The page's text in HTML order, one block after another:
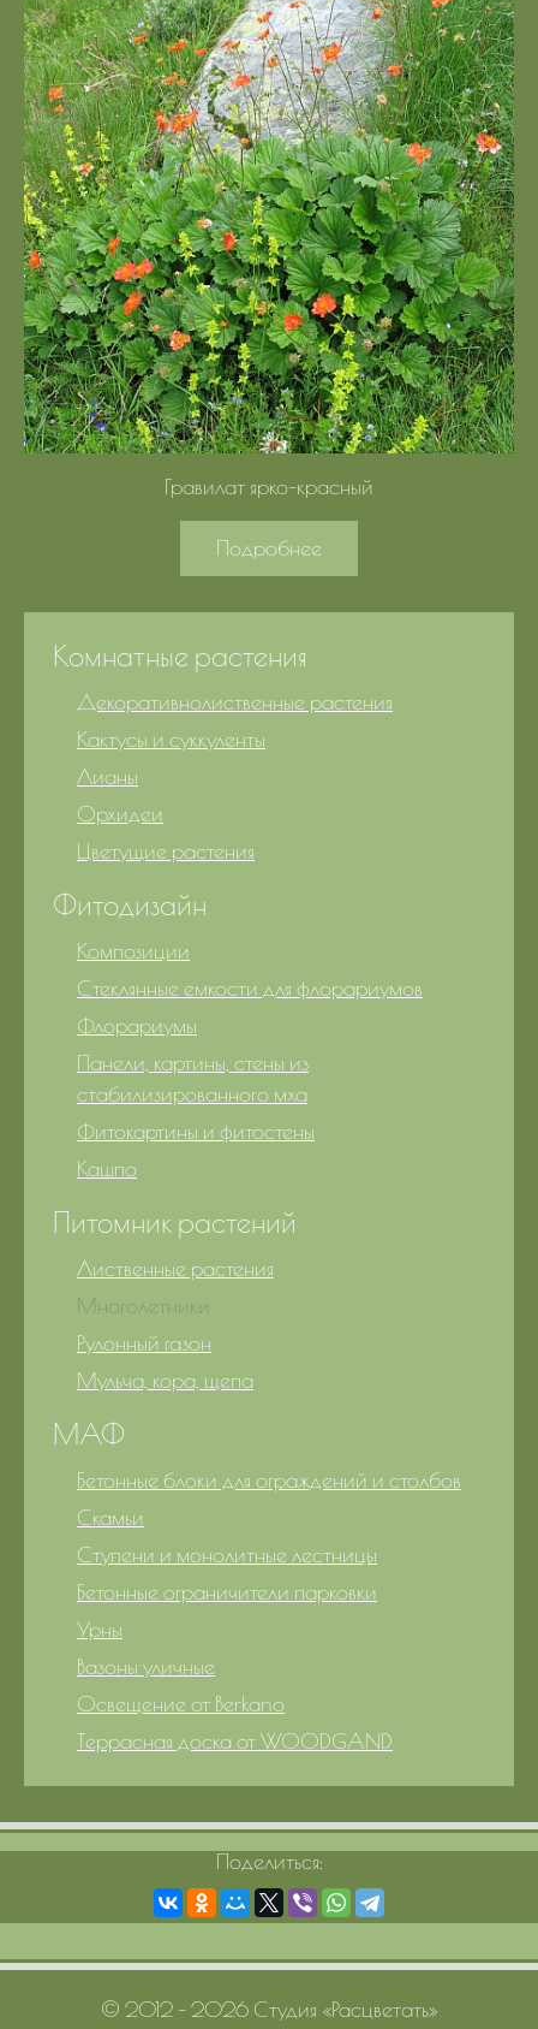
Гравилат ярко-красный
Подробнее
Комнатные растения
Декоративнолиственные растения
Кактусы и суккуленты
Лианы
Орхидеи
Цветущие растения
Фитодизайн
Композиции
Стеклянные емкости для флорариумов
Флорариумы
Панели, картины, стены из
стабилизированного мха
Фитокартины и фитостены
Кашпо
Питомник растений
Лиственные растения
Многолетники
Рулонный газон
Мульча, кора, щепа
МАФ
Бетонные блоки для ограждений и столбов
Скамьи
Ступени и монолитные лестницы
Бетонные ограничители парковки
Урны
Вазоны уличные
Освещение от Berkano
Террасная доска от WOODGAND
Поделиться:
© 2012 – 2026 Студия «Расцветать»